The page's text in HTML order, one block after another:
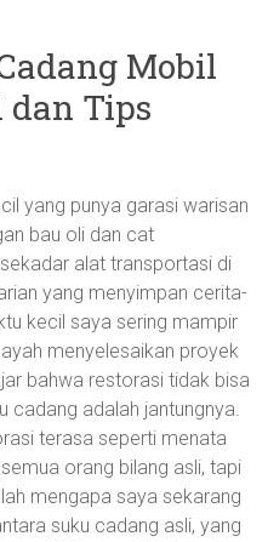
Mobil
dan Tips
yang punya garasi warisan
bau oli dan cat
alat transportasi di
yang menyimpan cerita-
kecil saya sering mampir
menyelesaikan proyek
bahwa restorasi tidak bisa
cadang adalah jantungnya.
terasa seperti menata
orang bilang asli, tapi
mengapa saya sekarang
suku cadang asli, yang